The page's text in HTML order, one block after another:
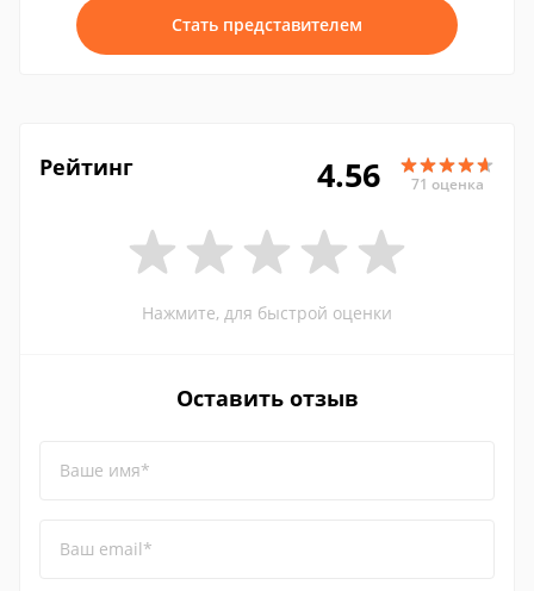
Стать представителем
Рейтинг 4.56 71 оценка
Нажмите, для быстрой оценки
Оставить отзыв
Ваше имя*
Ваш email*